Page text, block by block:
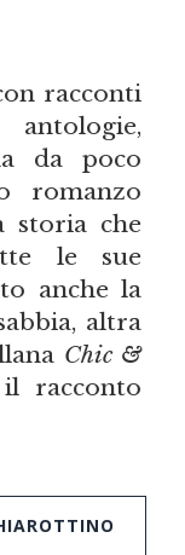
racconti
da poco
romanzo
storia che
le sue
anche la
altra
Chic &
racconto